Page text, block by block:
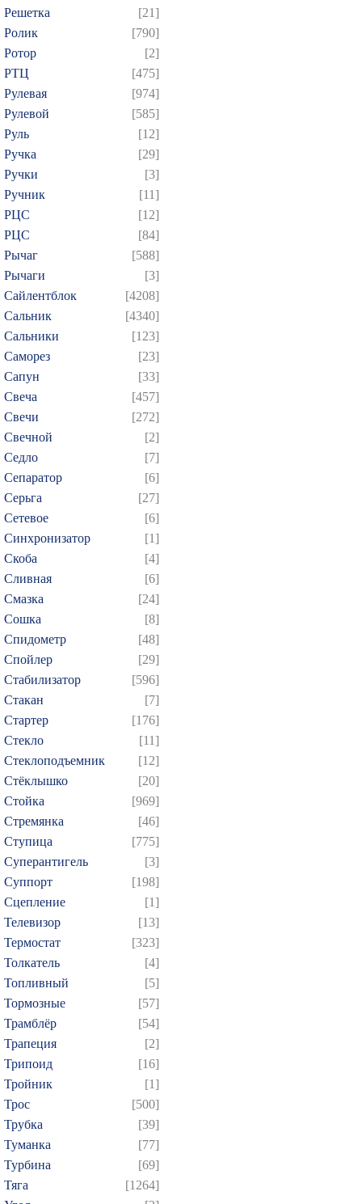
Решетка
[21]
Ролик
[790]
Ротор
[2]
РТЦ
[475]
Рулевая
[974]
Рулевой
[585]
Руль
[12]
Ручка
[29]
Ручки
[3]
Ручник
[11]
РЦC
[12]
РЦС
[84]
Рычаг
[588]
Рычаги
[3]
Сайлентблок
[4208]
Сальник
[4340]
Сальники
[123]
Саморез
[23]
Сапун
[33]
Свеча
[457]
Свечи
[272]
Свечной
[2]
Седло
[7]
Сепаратор
[6]
Серьга
[27]
Сетевое
[6]
Синхронизатор
[1]
Скоба
[4]
Сливная
[6]
Смазка
[24]
Сошка
[8]
Спидометр
[48]
Спойлер
[29]
Стабилизатор
[596]
Стакан
[7]
Стартер
[176]
Стекло
[11]
Стеклоподъемник
[12]
Стёклышко
[20]
Стойка
[969]
Стремянка
[46]
Ступица
[775]
Суперантигель
[3]
Суппорт
[198]
Сцепление
[1]
Телевизор
[13]
Термостат
[323]
Толкатель
[4]
Топливный
[5]
Тормозные
[57]
Трамблёр
[54]
Трапеция
[2]
Трипоид
[16]
Тройник
[1]
Трос
[500]
Трубка
[39]
Туманка
[77]
Турбина
[69]
Тяга
[1264]